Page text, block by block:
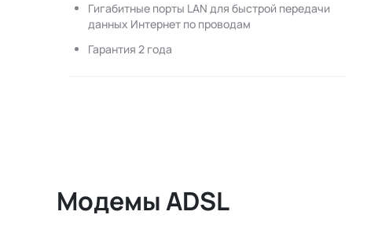
Гигабитные порты LAN для быстрой передачи
данных Интернет по проводам
Гарантия 2 года
Модемы ADSL